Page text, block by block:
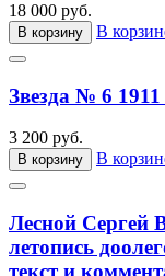
18 000 руб.
В корзину В
Звезда № 6 1911
3 200 руб.
В корзину В
Лесной Сергей
летопись
текст и